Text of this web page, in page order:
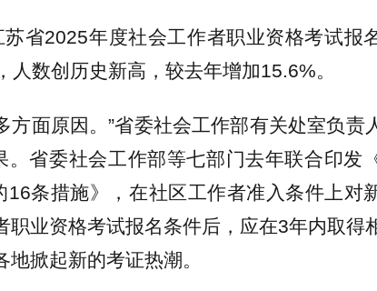
省2025年度社会工作者职业资格考试报
数创历史新高，较去年增加15.6%。
方面原因。”省委社会工作部有关处室负责
。省委社会工作部等七部门去年联合印发
16条措施》，在社区工作者准入条件上对
职业资格考试报名条件后，应在3年内取得
掀起新的考证热潮。